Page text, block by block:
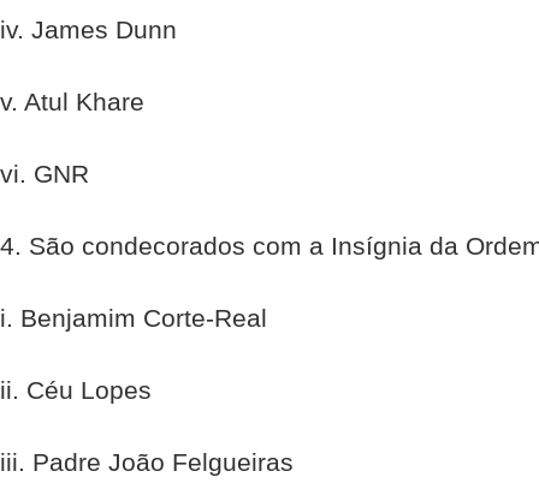
iv. James Dunn
v. Atul Khare
vi. GNR
4. São condecorados com a Insígnia da
i. Benjamim Corte-Real
ii. Céu Lopes
iii. Padre João Felgueiras